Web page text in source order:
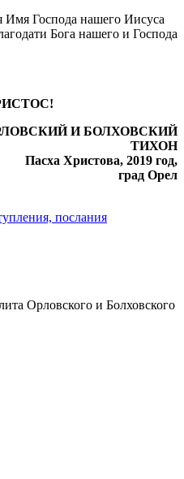
Имя Господа нашего Иисуса
Бога нашего и Господа
И БОЛХОВСКИЙ
ТИХОН
Пасха Христова, 2019 год,
град Орел
послания
Орловского и Болховского